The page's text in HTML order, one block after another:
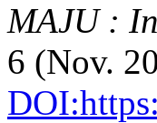
MAJU :
6 (Nov.